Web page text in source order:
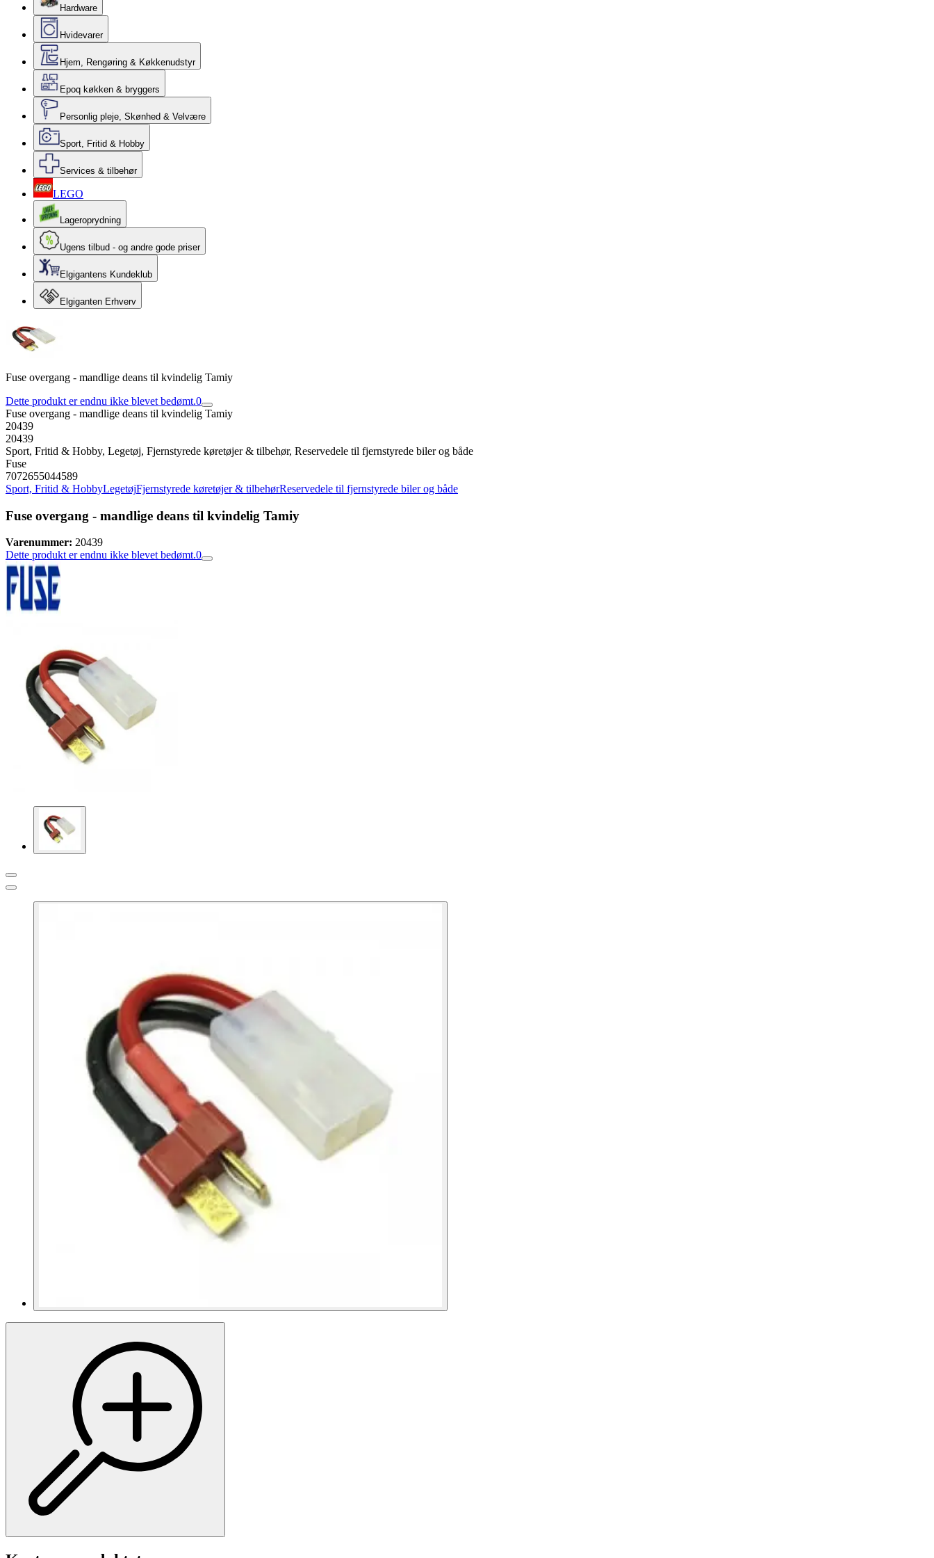
Hardware
Hvidevarer
Hjem, Rengøring & Køkkenudstyr
Epoq køkken & bryggers
Personlig pleje, Skønhed & Velvære
Sport, Fritid & Hobby
Services & tilbehør
LEGO
Lageroprydning
Ugens tilbud - og andre gode priser
Elgigantens Kundeklub
Elgiganten Erhverv
Fuse overgang - mandlige deans til kvindelig Tamiy
Dette produkt er endnu ikke blevet bedømt.0
Fuse overgang - mandlige deans til kvindelig Tamiy
20439
20439
Sport, Fritid & Hobby, Legetøj, Fjernstyrede køretøjer & tilbehør, Reservedele til fjernstyrede biler og både
Fuse
7072655044589
Sport, Fritid & HobbyLegetøjFjernstyrede køretøjer & tilbehørReservedele til fjernstyrede biler og både
Fuse overgang - mandlige deans til kvindelig Tamiy
Varenummer: 20439
Dette produkt er endnu ikke blevet bedømt.0